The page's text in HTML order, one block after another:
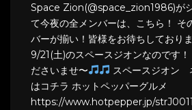
Space Zion(@space_zion1986)が
て今夜の全メンバーは、こちら！ そ
バーが揃い！皆様をお待ちしており
9/21(土)のスペースジオンなのです！
ださいませ〜
スペースジオン
はコチラ ホットペッパーグルメ
https://www.hotpepper.jp/